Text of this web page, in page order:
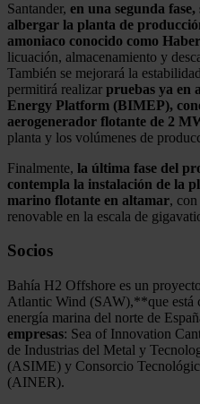
Santander, en una segunda
albergar la planta de
amoniaco conocido como
licuación, almacenamiento y
También se mejorará la
permitirá realizar pruebas ya en
Energy Platform (BIMEP),
aerogenerador flotante de 2
planta y los volúmenes de
Finalmente, la última fase del
contempla la instalación de la
marino flotante en altamar,
renovable en la escala de
Socios
Bahía H2 Offshore es un
Atlantic Wind (SAW),**que está
energía marina del norte de
empresas: Sea of Innovation
de Industrias del Metal y
(ASIME) y Consorcio
(AINER).